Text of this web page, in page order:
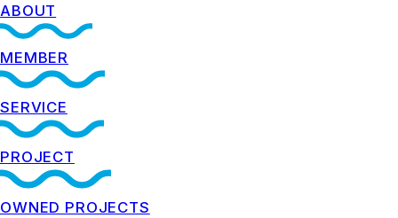
ABOUT
MEMBER
SERVICE
PROJECT
OWNED PROJECTS